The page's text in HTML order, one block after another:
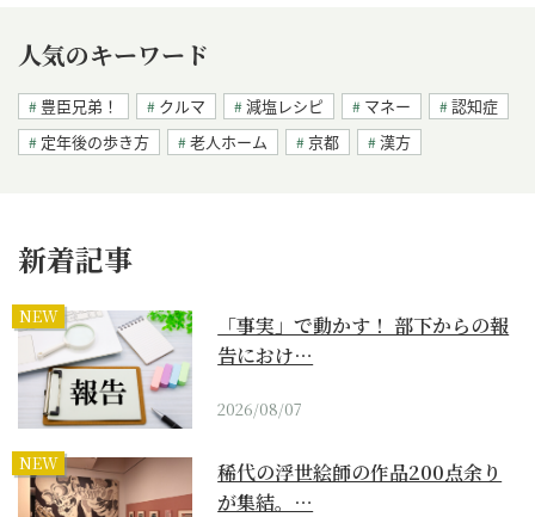
人気のキーワード
豊臣兄弟！ クルマ 減塩レシピ マネー
認知症
定年後の歩き方
老人ホーム 京都 漢方
新着記事
NEW
「事実」で動かす！ 部下からの報
告におけ…
2026/08/07
NEW
稀代の浮世絵師の作品200点余り
が集結。…